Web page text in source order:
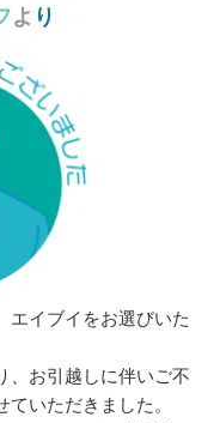
よ り
エイブイをお選びいた
、お引越しに伴いご不
いただきました。